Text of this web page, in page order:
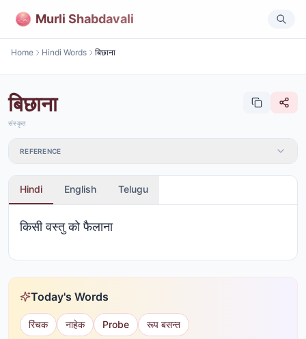
Murli Shabdavali
Home Hindi Words बिछाना
बिछाना
संस्कृत
REFERENCE
Hindi English Telugu
किसी वस्तु को फैलाना
Today's Words
रिंचक नाहेक Probe रूप बसन्त